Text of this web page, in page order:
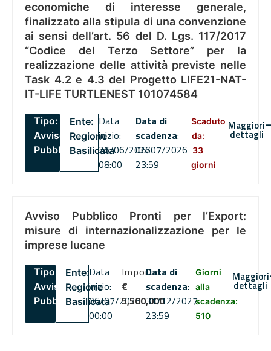
economiche di interesse generale,
finalizzato alla stipula di una convenzione
ai sensi dell’art. 56 del D. Lgs. 117/2017
“Codice del Terzo Settore” per la
realizzazione delle attività previste nelle
Task 4.2 e 4.3 del Progetto LIFE21-NAT-
IT-LIFE TURTLENEST 101074584
Tipo:
Avviso
Pubblico
Ente:
Regione
Basilicata
Data
inizio:
26/06/2026
08:00
Data di
scadenza:
06/07/2026
23:59
Scaduto
da:
33
giorni
Maggiori
dettagli
Avviso Pubblico Pronti per l’Export:
misure di internazionalizzazione per le
imprese lucane
Tipo:
Avviso
Pubblico
Ente:
Regione
Basilicata
Data
inizio:
06/07/2026
00:00
Importo
€
5,500,000
Data di
scadenza:
31/12/2027
23:59
Giorni
alla
scadenza:
510
Maggiori
dettagli